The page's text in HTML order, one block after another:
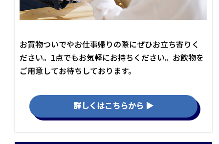
お買物ついでやお仕事帰りの際にぜひお立ち寄りく
ださい。1点でもお気軽にお持ちください。お飲物を
ご用意してお待ちしております。
詳しくはこちらから ▶